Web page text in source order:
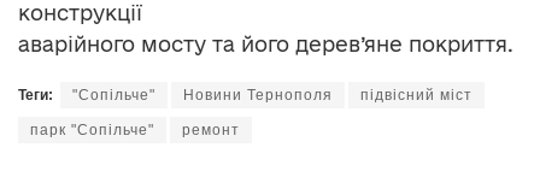
конструкції
аварійного мосту та його дерев’яне покриття.
Теги: "Сопільче" Новини Тернополя підвісний міст
парк "Сопільче" ремонт